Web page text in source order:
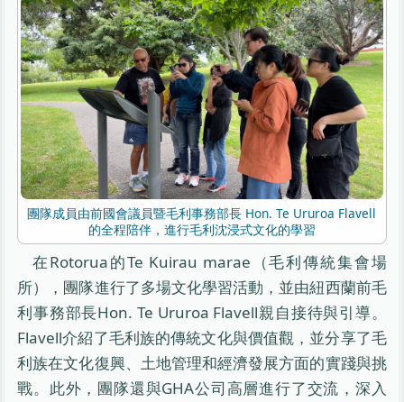
團隊成員由前國會議員暨毛利事務部長 Hon. Te Ururoa Flavell
的全程陪伴，進行毛利沈浸式文化的學習
在Rotorua的Te Kuirau marae（毛利傳統集會場
所），團隊進行了多場文化學習活動，並由紐西蘭前毛
利事務部長Hon. Te Ururoa Flavell親自接待與引導。
Flavell介紹了毛利族的傳統文化與價值觀，並分享了毛
利族在文化復興、土地管理和經濟發展方面的實踐與挑
戰。此外，團隊還與GHA公司高層進行了交流，深入